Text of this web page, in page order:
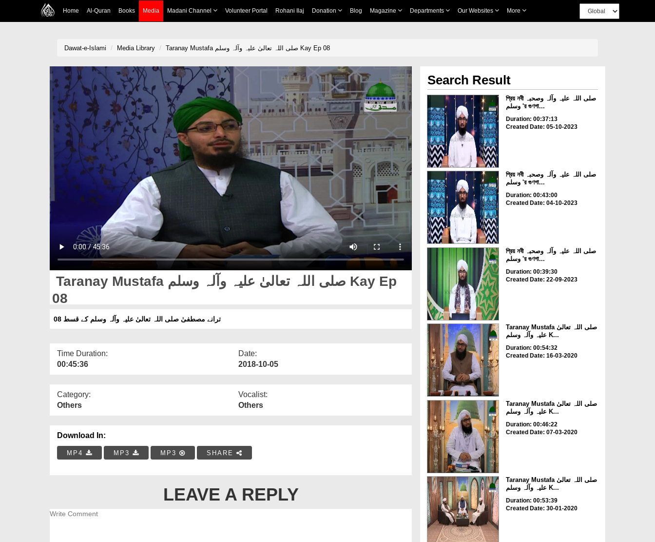
Home Al-Quran Books Media Madani Channel Volunteer Portal Rohani Ilaj Donation Blog Magazine Departments Our Websites More
Dawat-e-Islami Media Library Taranay Mustafa صلی اللہ تعالیٰ علیہ وآلہ وسلم Kay Ep 08
Taranay Mustafa صلی اللہ تعالیٰ علیہ وآلہ وسلم Kay Ep
08
ترانے مصطفیٰ صلی اللہ تعالیٰ علیہ وآلہ وسلم کے قسط 08
Time Duration:
00:45:36
Date:
2018-10-05
Category:
Others
Vocalist:
Others
Download In:
MP4 MP3 MP3 SHARE
LEAVE A REPLY
Search Result
প্রিয় নবী صلی اللہ علیہ وآلہ وصحبہ
وسلم 'র গুণগা...
Duration: 00:37:13
Created Date: 05-10-2023
প্রিয় নবী صلی اللہ علیہ وآلہ وصحبہ
وسلم 'র গুণগা...
Duration: 00:43:00
Created Date: 04-10-2023
প্রিয় নবী صلی اللہ علیہ وآلہ وصحبہ
وسلم 'র গুণগা...
Duration: 00:39:30
Created Date: 22-09-2023
Taranay Mustafa صلی اللہ تعالیٰ
علیہ وآلہ وسلم K...
Duration: 00:54:32
Created Date: 16-03-2020
Taranay Mustafa صلی اللہ تعالیٰ
علیہ وآلہ وسلم K...
Duration: 00:46:22
Created Date: 07-03-2020
Taranay Mustafa صلی اللہ تعالیٰ
علیہ وآلہ وسلم K...
Duration: 00:53:39
Created Date: 30-01-2020